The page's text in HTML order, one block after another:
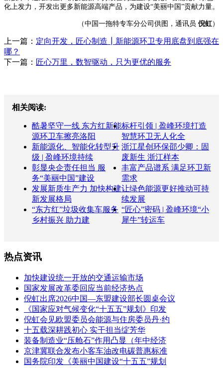
化上发力，开发出更多新能源高端产品，为建设“美丽中国”贡献力量。
（中国一拖特专车分公司供图，通讯员 倪虹）
上一篇： 定向开发，匠心制造┃新能源环卫专用底盘到底强在
哪？
下一篇： 匠心万里，数智驱动，只为更优的服务
相关阅读:
酷暑坚守一线 东方红新能
源环卫车擦亮洛阳
标杆引领 | 盈峰环境打造
智慧环卫无人化全
新能源化、智能化转型升
级 | 盈峰环境持续
浙江星创环保邵少卿：固
废新生 浙江样本
彰显央企责任担当 服
务“美丽中国”建设
丰富产品谱系 满足环卫新
需求
发展新质生产力 加快构建
新发展格局
让绿色能源更好推动可持
续发展
“东方红”垃圾收集车服务
乡村振兴 助力建
“匠心”密码 | 盈峰环境“小
犀牛”转运车
热点资讯
加快建设统一开放的交通运输市场
国家发展改革委回应当前经济热点
倪虹出席2026中国—东盟建设部长圆桌会议
《国家应对气候变化“十五五”规划》印发
倪虹会见欧盟委员会能源与住房委员丹·约
十五载深耕践初心 实干担当绽芳华
装备制造业“压舱石”作用凸显（年中经济
京津冀联合发布小客车油改电碳普惠标准
国务院印发《美丽中国建设“十五五”规划